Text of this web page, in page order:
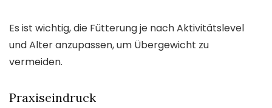
Es ist wichtig, die Fütterung je nach Aktivitätslevel
und Alter anzupassen, um Übergewicht zu
vermeiden.
Praxiseindruck